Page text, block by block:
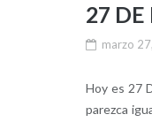
27
marzo
Hoy es 27
parezca